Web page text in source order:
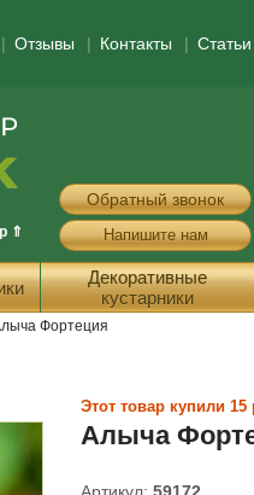
Отзывы Контакты Статьи
⇑
Обратный звонок
Напишите нам
Декоративные
кустарники
Фортеция
Этот товар купили 15
Алыча